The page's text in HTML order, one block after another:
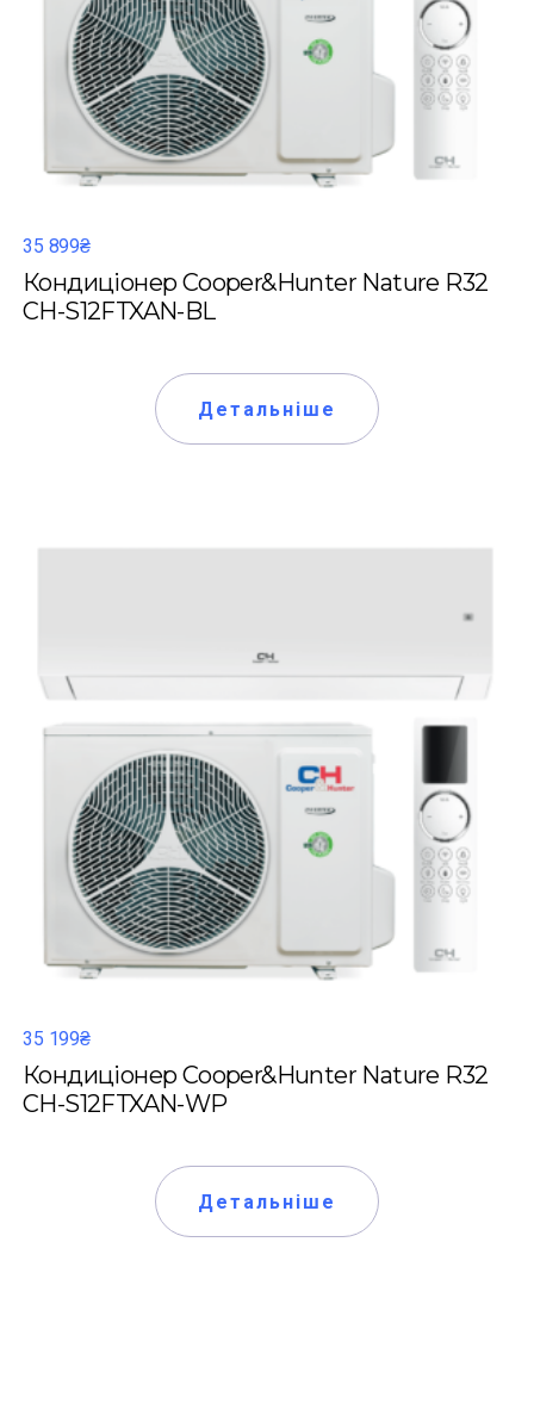
35 899₴
Кондиціонер Cooper&Hunter Nature R32
CH-S12FTXAN-BL
Детальніше
35 199₴
Кондиціонер Cooper&Hunter Nature R32
CH-S12FTXAN-WP
Детальніше